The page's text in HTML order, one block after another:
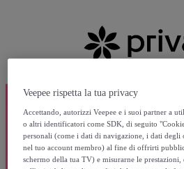
Veepee rispetta la tua privacy
Accettando, autorizzi Veepee e i suoi partner a
o altri identificatori come SDK, di seguito
personali (come i dati di navigazione, i dati
nel tuo account membro) al fine di offrirti
schermo della tua TV) e misurarne le prestazioni,